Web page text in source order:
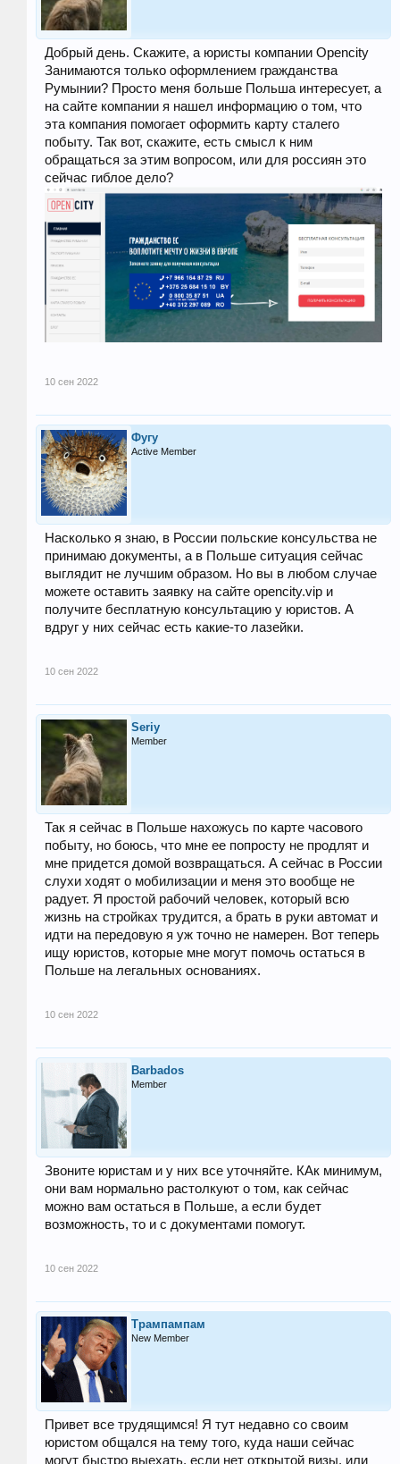
Добрый день. Скажите, а юристы компании Opencity
Занимаются только оформлением гражданства
Румынии? Просто меня больше Польша интересует, а
на сайте компании я нашел информацию о том, что
эта компания помогает оформить карту сталего
побыту. Так вот, скажите, есть смысл к ним
обращаться за этим вопросом, или для россиян это
сейчас гиблое дело?
10 сен 2022
Фугу
Active Member
Насколько я знаю, в России польские консульства не
принимаю документы, а в Польше ситуация сейчас
выглядит не лучшим образом. Но вы в любом случае
можете оставить заявку на сайте opencity.vip и
получите бесплатную консультацию у юристов. А
вдруг у них сейчас есть какие-то лазейки.
10 сен 2022
Seriy
Member
Так я сейчас в Польше нахожусь по карте часового
побыту, но боюсь, что мне ее попросту не продлят и
мне придется домой возвращаться. А сейчас в России
слухи ходят о мобилизации и меня это вообще не
радует. Я простой рабочий человек, который всю
жизнь на стройках трудится, а брать в руки автомат и
идти на передовую я уж точно не намерен. Вот теперь
ищу юристов, которые мне могут помочь остаться в
Польше на легальных основаниях.
10 сен 2022
Barbados
Member
Звоните юристам и у них все уточняйте. КАк минимум,
они вам нормально растолкуют о том, как сейчас
можно вам остаться в Польше, а если будет
возможность, то и с документами помогут.
10 сен 2022
Трампампам
New Member
Привет все трудящимся! Я тут недавно со своим
юристом общался на тему того, куда наши сейчас
могут быстро выехать, если нет открытой визы, или